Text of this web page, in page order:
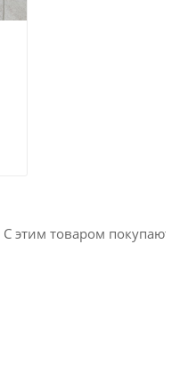
С этим товаром покупают